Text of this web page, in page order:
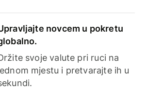
novcem u pokretu
svoje valute pri ruci na
mjestu i pretvarajte ih u